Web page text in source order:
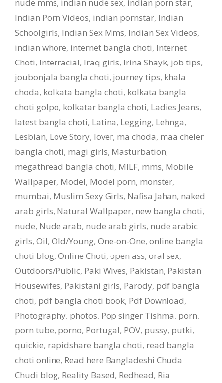
nude mms, indian nude sex, indian porn star,
Indian Porn Videos, indian pornstar, Indian
Schoolgirls, Indian Sex Mms, Indian Sex Videos,
indian whore, internet bangla choti, Internet
Choti, Interracial, Iraq girls, Irina Shayk, job tips,
joubonjala bangla choti, journey tips, khala
choda, kolkata bangla choti, kolkata bangla
choti golpo, kolkatar bangla choti, Ladies Jeans,
latest bangla choti, Latina, Legging, Lehnga,
Lesbian, Love Story, lover, ma choda, maa cheler
bangla choti, magi girls, Masturbation,
megathread bangla choti, MILF, mms, Mobile
Wallpaper, Model, Model porn, monster,
mumbai, Muslim Sexy Girls, Nafisa Jahan, naked
arab girls, Natural Wallpaper, new bangla choti,
nude, Nude arab, nude arab girls, nude arabic
girls, Oil, Old/Young, One-on-One, online bangla
choti blog, Online Choti, open ass, oral sex,
Outdoors/Public, Paki Wives, Pakistan, Pakistan
Housewifes, Pakistani girls, Parody, pdf bangla
choti, pdf bangla choti book, Pdf Download,
Photography, photos, Pop singer Tishma, porn,
porn tube, porno, Portugal, POV, pussy, putki,
quickie, rapidshare bangla choti, read bangla
choti online, Read here Bangladeshi Chuda
Chudi blog, Reality Based, Redhead, Ria